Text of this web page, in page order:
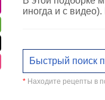
иногда и с
* Находите рецепты в